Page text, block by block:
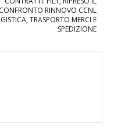
CONFRONTO RINNOVO CCNL
TRASPORTO MERCI E
SPEDIZIONE